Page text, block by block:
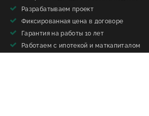
Разрабатываем проект
Фиксированная цена в договоре
Гарантия на работы 10 лет
Работаем с ипотекой и маткапиталом